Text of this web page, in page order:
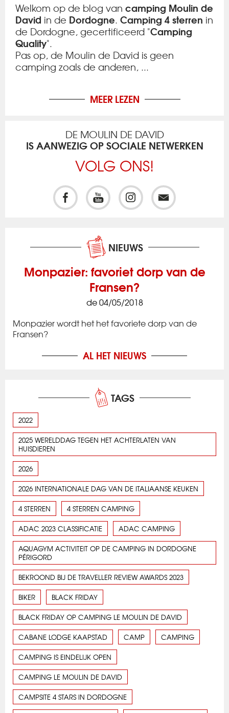
Welkom op de blog van camping Moulin de
David in de Dordogne. Camping 4 sterren in
de Dordogne, gecertificeerd "Camping
Quality".
Pas op, de Moulin de David is geen
camping zoals de anderen, ...
MEER LEZEN
DE MOULIN DE DAVID
IS AANWEZIG OP SOCIALE NETWERKEN
VOLG ONS!
NIEUWS
Monpazier: favoriet dorp van de
Fransen?
de 04/05/2018
Monpazier wordt het het favoriete dorp van de
Fransen?
AL HET NIEUWS
TAGS
2022
2025 WERELDDAG TEGEN HET ACHTERLATEN VAN
HUISDIEREN
2026
2026 INTERNATIONALE DAG VAN DE ITALIAANSE KEUKEN
4 STERREN 4 STERREN CAMPING
ADAC 2023 CLASSIFICATIE ADAC CAMPING
AQUAGYM ACTIVITEIT OP DE CAMPING IN DORDOGNE
PÉRIGORD
BEKROOND BIJ DE TRAVELLER REVIEW AWARDS 2023
BIKER BLACK FRIDAY
BLACK FRIDAY OP CAMPING LE MOULIN DE DAVID
CABANE LODGE KAAPSTAD CAMP CAMPING
CAMPING IS EINDELIJK OPEN
CAMPING LE MOULIN DE DAVID
CAMPSITE 4 STARS IN DORDOGNE